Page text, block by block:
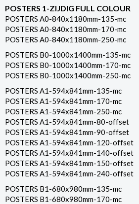
POSTERS 1-ZIJDIG FULL COLOUR
POSTERS A0-840x1180mm-135-mc
POSTERS A0-840x1180mm-170-mc
POSTERS A0-840x1180mm-250-mc
POSTERS B0-1000x1400mm-135-mc
POSTERS B0-1000x1400mm-170-mc
POSTERS B0-1000x1400mm-250-mc
POSTERS A1-594x841mm-135-mc
POSTERS A1-594x841mm-170-mc
POSTERS A1-594x841mm-250-mc
POSTERS A1-594x841mm-80-offset
POSTERS A1-594x841mm-90-offset
POSTERS A1-594x841mm-120-offset
POSTERS A1-594x841mm-140-offset
POSTERS A1-594x841mm-150-offset
POSTERS A1-594x841mm-240-offset
POSTERS B1-680x980mm-135-mc
POSTERS B1-680x980mm-170-mc